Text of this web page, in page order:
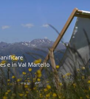
e in Val Martello